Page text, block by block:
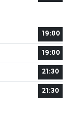
19:00
19:00
21:30
21:30